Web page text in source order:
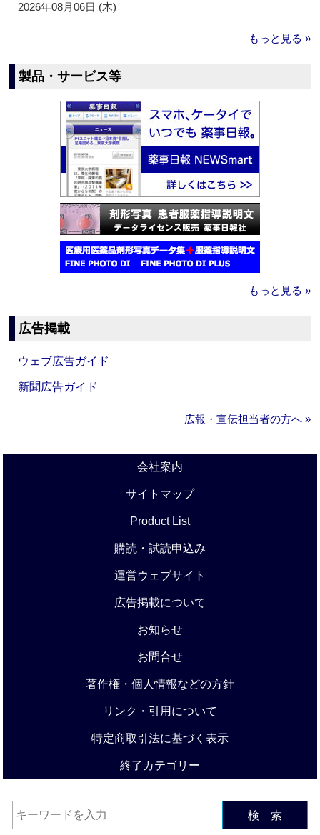
2026年08月06日 (木)
もっと見る »
製品・サービス等
もっと見る »
広告掲載
ウェブ広告ガイド
新聞広告ガイド
広報・宣伝担当者の方へ »
会社案内
サイトマップ
Product List
購読・試読申込み
運営ウェブサイト
広告掲載について
お知らせ
お問合せ
著作権・個人情報などの方針
リンク・引用について
特定商取引法に基づく表示
終了カテゴリー
検 索